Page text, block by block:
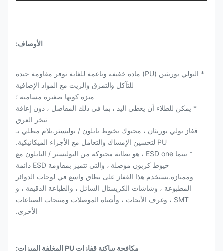
الأوصاف:
* البولي يوريثين (PU) مادة خفيفة وناعمة للغاية توفر مقاومة جيدة
للتآكل والتمزق والزيت مع المواد الإضافية
ميزة كونها صغيرة مسامية ؛
* يمكن للطلاء أن يغطي اليد ، بما في ذلك المفاصل ، دون إعاقة
تبخر العرق
قفاز بولي يوريثان ، محبوك بخيوط نايلون / بوليستر.بلام مطلي بـ
PU لتحسين الإمساك والتعامل مع الأجزاء الميكانيكية.
* بينما ESD one ، هو بطانة محبوكة من البوليستر / النايلون مع
خيوط كربون موصلة ، والتي تتميز بمقاومة ESD دائمة
وممتازة.يستخدم هذا القفاز على نطاق واسع في لوحات الدوائر
المطبوعة ، وشاشات الكريستال السائل ، والطباعة الدقيقة ، و
SMT ، وغرف الأبحاث ، وأشباه الموصلات ومنتجات الصناعات
الأخرى.
مكافحة ساكنة قفازات PU المغلفة الميزات: